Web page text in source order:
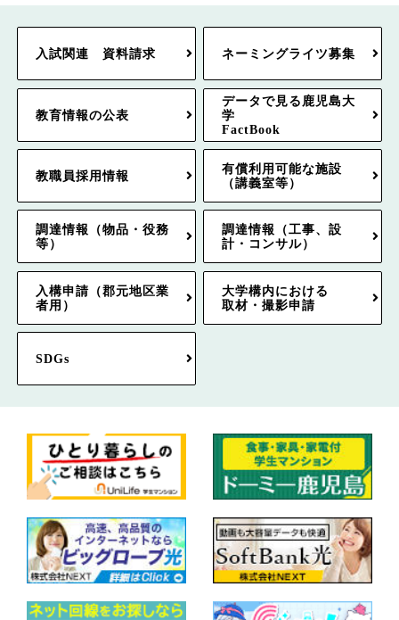
入試関連 資料請求 ネーミングライツ募集
教育情報の公表
データで見る鹿児島大
学
FactBook
教職員採用情報
有償利用可能な施設
（講義室等）
調達情報（物品・役務
等）
調達情報（工事、設
計・コンサル）
入構申請（郡元地区業
者用）
大学構内における
取材・撮影申請
SDGs